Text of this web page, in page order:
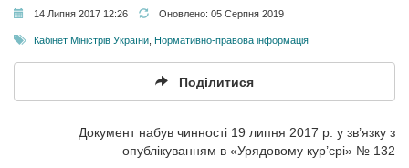
14 Липня 2017 12:26 Оновлено: 05 Серпня 2019
Кабінет Міністрів України Нормативно-правова інформація
Поділитися
Документ набув чинності 19 липня 2017 р. у зв’язку з
опублікуванням в «Урядовому кур’єрі» № 132